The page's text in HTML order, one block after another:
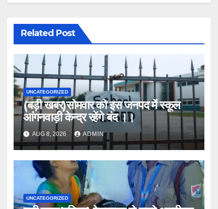
Related Post
UNCATEGORIZED
(बड़ी खबर)सोमवार को इस जनपद में स्कूल
आंगनवाड़ी केन्द्र रहेंगे बंद ।।
AUG 8, 2026 ADMIN
UNCATEGORIZED